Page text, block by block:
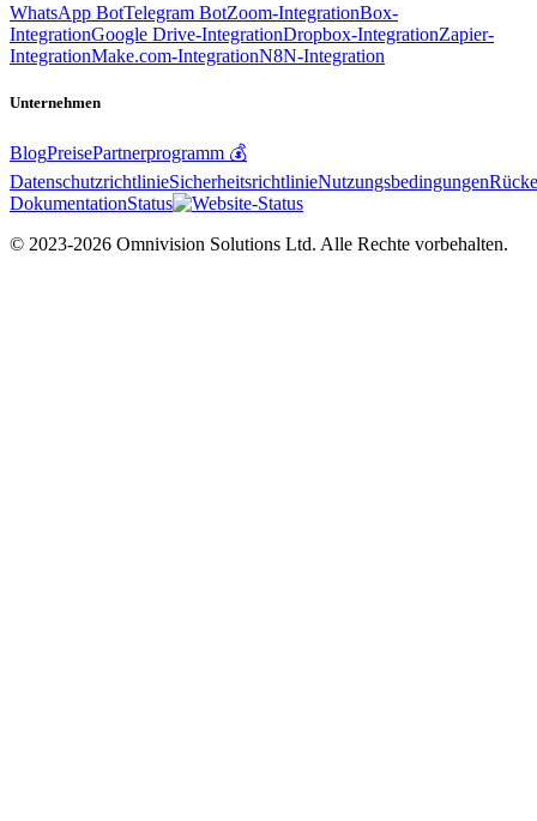
WhatsApp BotTelegram BotZoom-IntegrationBox-
IntegrationGoogle Drive-IntegrationDropbox-IntegrationZapier-
IntegrationMake.com-IntegrationN8N-Integration
Unternehmen
BlogPreisePartnerprogramm 💰
DatenschutzrichtlinieSicherheitsrichtlinieNutzungsbedingungen
DokumentationStatus
© 2023-2026 Omnivision Solutions Ltd. Alle Rechte vorbehalten.